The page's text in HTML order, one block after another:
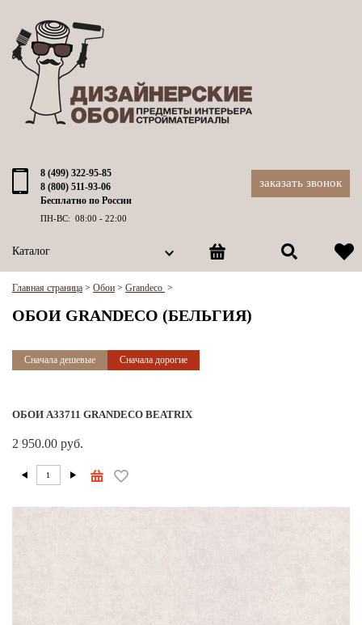
8 (499) 322-95-85
8 (800) 511-93-06
Бесплатно по России
ПН-ВС: 08:00 - 22:00
заказать звонок
Каталог
Главная страница > Обои > Grandeco >
ОБОИ GRANDECO (БЕЛЬГИЯ)
Сначала дешевые Сначала дорогие
ОБОИ A33711 GRANDECO BEATRIX
2 950.00 руб.